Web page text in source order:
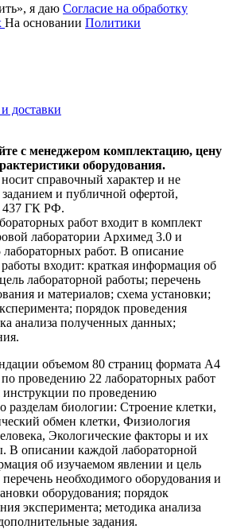
я даю Согласие на обработку
На основании Политики
доставки
с менеджером комплектацию, цену
оборудования.
справочный характер и не
заданием и публичной офертой,
437 ГК РФ.
работ входит в комплект
лаборатории Архимед 3.0 и
работ. В описание
входит: краткая информация об
лабораторной работы; перечень
и материалов; схема установки;
порядок проведения
анализа полученных данных;
объемом 80 страниц формата А4
проведению 22 лабораторных работ
по проведению
разделам биологии: Строение клетки,
обмен клетки, Физиология
Экологические факторы и их
В описании каждой лабораторной
об изучаемом явлении и цель
необходимого оборудования и
оборудования; порядок
эксперимента; методика анализа
задания.